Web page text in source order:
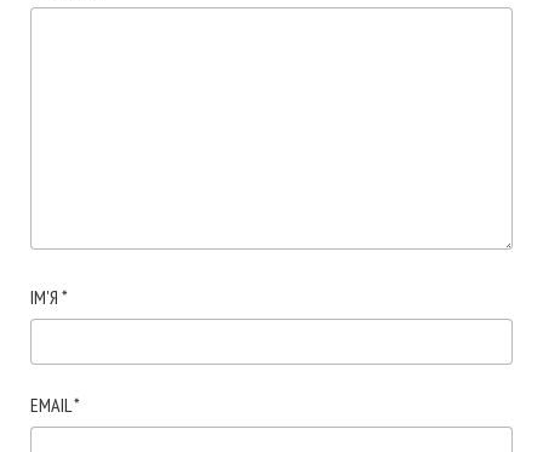
ІМ'Я *
EMAIL*